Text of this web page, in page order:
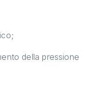
della pressione